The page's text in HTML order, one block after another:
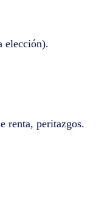
elección).
renta, peritazgos.